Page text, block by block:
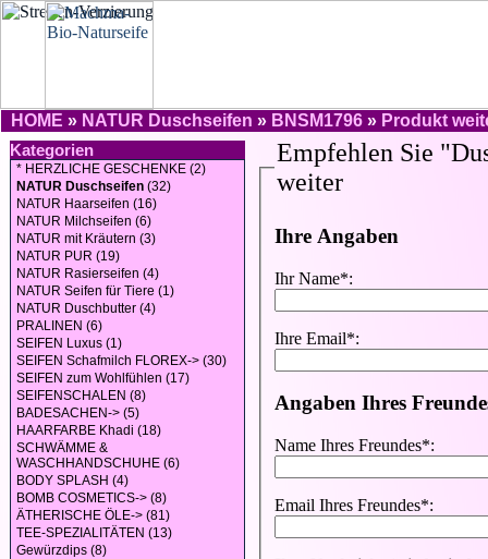
HOME » NATUR Duschseifen » BNSM1796 » Produkt
Kategorien
* HERZLICHE GESCHENKE (2)
NATUR Duschseifen (32)
NATUR Haarseifen (16)
NATUR Milchseifen (6)
NATUR mit Kräutern (3)
NATUR PUR (19)
NATUR Rasierseifen (4)
NATUR Seifen für Tiere (1)
NATUR Duschbutter (4)
PRALINEN (6)
SEIFEN Luxus (1)
SEIFEN Schafmilch FLOREX-> (30)
SEIFEN zum Wohlfühlen (17)
SEIFENSCHALEN (8)
BADESACHEN-> (5)
HAARFARBE Khadi (18)
SCHWÄMME &
WASCHHANDSCHUHE (6)
BODY SPLASH (4)
BOMB COSMETICS-> (8)
ÄTHERISCHE ÖLE-> (81)
TEE-SPEZIALITÄTEN (13)
Gewürzdips (8)